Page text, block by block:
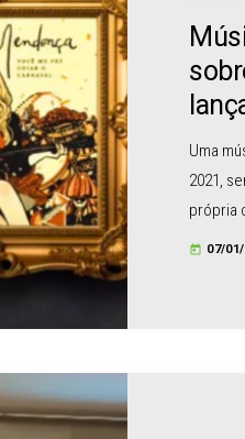
Uma
2021,
própria
em um
today 07/